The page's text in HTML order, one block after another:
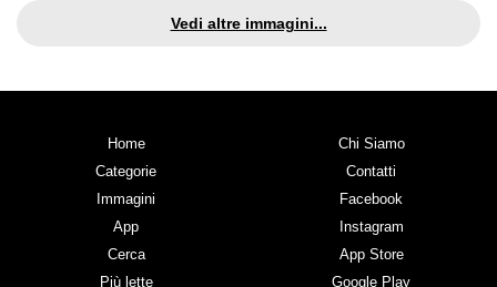
Vedi altre immagini...
Home
Categorie
Immagini
App
Cerca
Più lette
Chi Siamo
Contatti
Facebook
Instagram
App Store
Google Play